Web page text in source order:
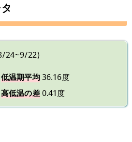
24~9/22)
低温期平均36.16度
高低温の差0.41度